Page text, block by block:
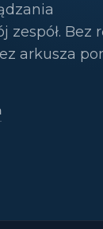
Bez
arkusza